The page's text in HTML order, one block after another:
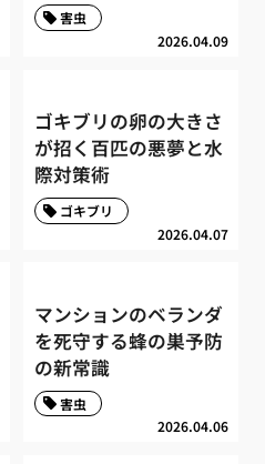
2026.04.09
害虫
ゴキブリの卵の大きさ
が招く百匹の悪夢と水
際対策術
2026.04.07
ゴキブリ
マンションのベランダ
を死守する蜂の巣予防
の新常識
2026.04.06
害虫